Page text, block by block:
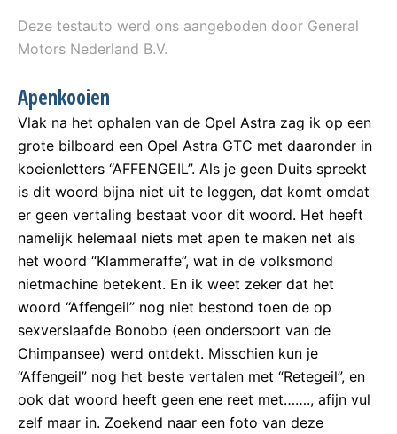
Deze testauto werd ons aangeboden door General
Motors Nederland B.V.
Apenkooien
Vlak na het ophalen van de Opel Astra zag ik op een
grote bilboard een Opel Astra GTC met daaronder in
koeienletters “AFFENGEIL”. Als je geen Duits spreekt
is dit woord bijna niet uit te leggen, dat komt omdat
er geen vertaling bestaat voor dit woord. Het heeft
namelijk helemaal niets met apen te maken net als
het woord “Klammeraffe”, wat in de volksmond
nietmachine betekent. En ik weet zeker dat het
woord “Affengeil” nog niet bestond toen de op
sexverslaafde Bonobo (een ondersoort van de
Chimpansee) werd ontdekt. Misschien kun je
“Affengeil” nog het beste vertalen met “Retegeil”, en
ook dat woord heeft geen ene reet met……., afijn vul
zelf maar in. Zoekend naar een foto van deze